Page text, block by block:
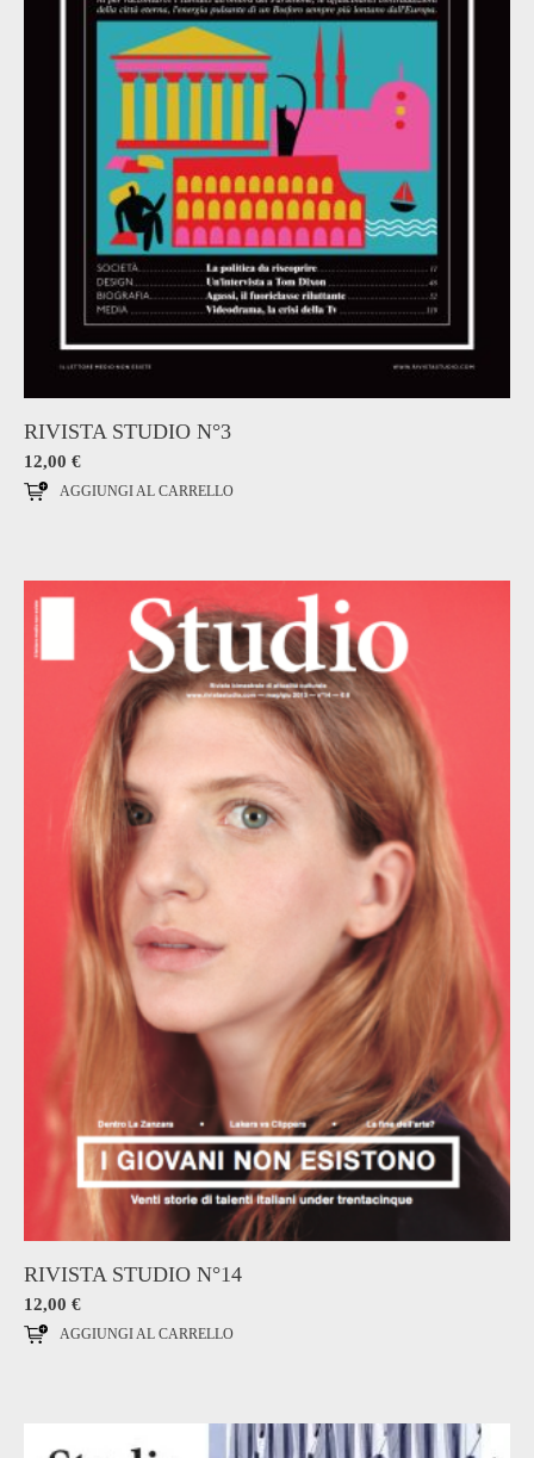
RIVISTA STUDIO N°3
12,00 €
AGGIUNGI AL CARRELLO
RIVISTA STUDIO N°14
12,00 €
AGGIUNGI AL CARRELLO